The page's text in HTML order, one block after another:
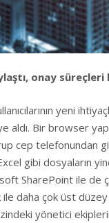
onay süreçleri
yeni
aldı. Bir browser
cep telefonundan
gibi dosyaların
SharePoint ile de
daha çok üst
yönetici